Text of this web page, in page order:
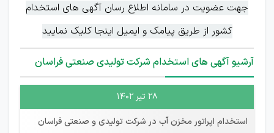
جهت عضویت در سامانه اطلاع رسان آگهی های استخدام
کشور از طریق پیامک و ایمیل اینجا کلیک نمایید
آرشیو آگهی های استخدام شرکت تولیدی صنعتی فراسان
۲۸ تیر ۱۴۰۲
استخدام اپراتور مخزن آب در شرکت تولیدی و صنعتی فراسان